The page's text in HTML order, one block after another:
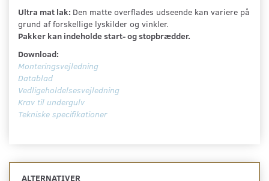
Ultra mat lak: Den matte overflades udseende kan variere på
grund af forskellige lyskilder og vinkler.
Pakker kan indeholde start- og stopbrædder.
Download:
Monteringsvejledning
Datablad
Vedligeholdelsesvejledning
Krav til undergulv
Tekniske specifikationer
ALTERNATIVER